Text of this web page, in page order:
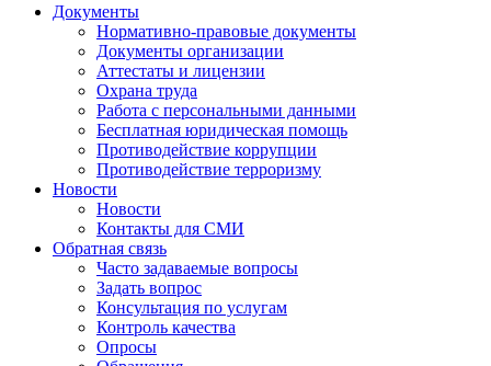
Документы
Нормативно-правовые документы
Документы организации
Аттестаты и лицензии
Охрана труда
Работа с персональными данными
Бесплатная юридическая помощь
Противодействие коррупции
Противодействие терроризму
Новости
Новости
Контакты для СМИ
Обратная связь
Часто задаваемые вопросы
Задать вопрос
Консультация по услугам
Контроль качества
Опросы